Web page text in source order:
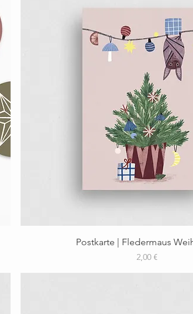
Schnellansicht
Postkarte | Fledermaus
Preis
2,00 €